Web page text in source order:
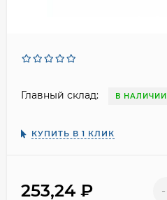
Главный склад: В НАЛИЧИИ
КУПИТЬ В 1 КЛИК
253,24 ₽ -